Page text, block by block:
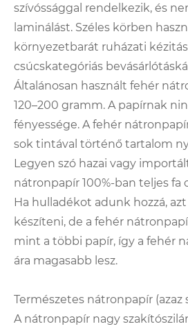
szívóssággal rendelkezik, és
laminálást. Széles körben
környezetbarát ruházati
csúcskategóriás
Általánosan használt fehér
120–200 gramm. A papírnak
fényessége. A fehér
sok tintával történő tartalom
Legyen szó hazai vagy
nátronpapír 100%-ban teljes fa
Ha hulladékot adunk hozzá,
készíteni, de a fehér
mint a többi papír, így a fehér
ára magasabb lesz.
Természetes nátronpapír (azaz
A nátronpapír nagy